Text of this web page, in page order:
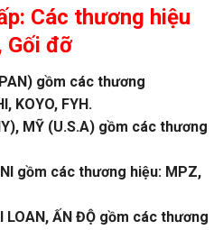
Các thương hiệu
Gối đỡ
gồm các thương
KOYO, FYH.
MỸ (U.S.A) gồm các thương
gồm các thương hiệu: MPZ,
LOAN, ẤN ĐỘ gồm các thương